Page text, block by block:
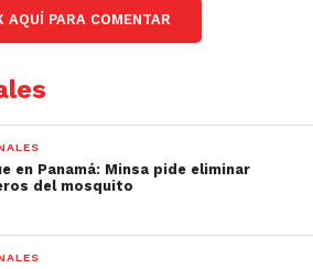
AQUÍ PARA COMENTAR
en Panamá: Minsa pide eliminar
del mosquito